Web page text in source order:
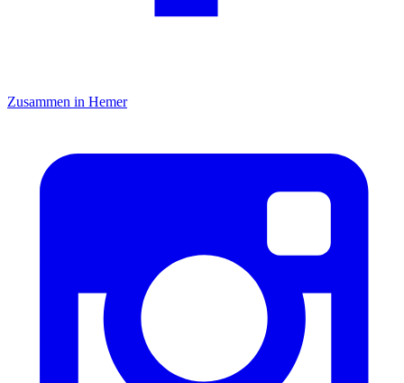
Zusammen in Hemer